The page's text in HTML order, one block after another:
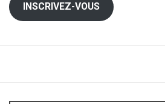
INSCRIVEZ-VOUS